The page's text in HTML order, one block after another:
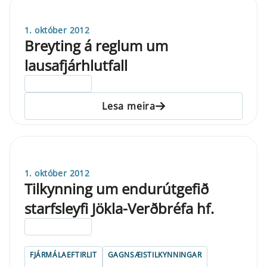
1. október 2012
Breyting á reglum um
lausafjárhlutfall
Lesa meira
1. október 2012
Tilkynning um endurútgefið
starfsleyfi Jökla-Verðbréfa hf.
FJÁRMÁLAEFTIRLIT GAGNSÆISTILKYNNINGAR